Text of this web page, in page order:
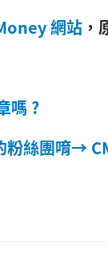
網站 ，
嗎 ?
粉絲團唷→